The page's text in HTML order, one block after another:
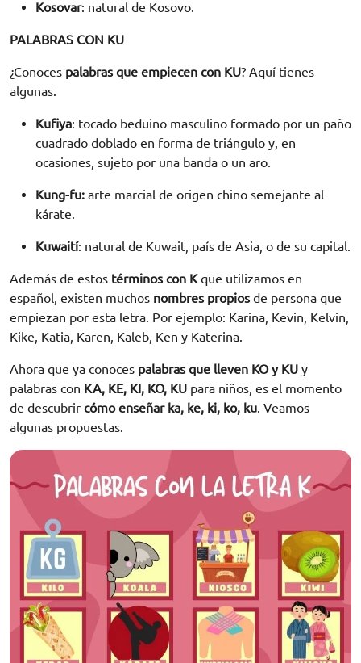
Kosovar: natural de Kosovo.
PALABRAS CON KU
¿Conoces palabras que empiecen con KU? Aquí tienes
algunas.
Kufiya: tocado beduino masculino formado por un paño
cuadrado doblado en forma de triángulo y, en
ocasiones, sujeto por una banda o un aro.
Kung-fu: arte marcial de origen chino semejante al
kárate.
Kuwaití: natural de Kuwait, país de Asia, o de su capital.
Además de estos términos con Kque utilizamos en
español, existen muchos nombres propios de persona que
empiezan por esta letra. Por ejemplo: Karina, Kevin, Kelvin,
Kike, Katia, Karen, Kaleb, Ken y Katerina.
Ahora que ya conoces palabras que lleven KO y KU y
palabras con KA, KE, KI, KO, KU para niños, es el momento
de descubrir cómo enseñar ka, ke, ki, ko, ku. Veamos
algunas propuestas.